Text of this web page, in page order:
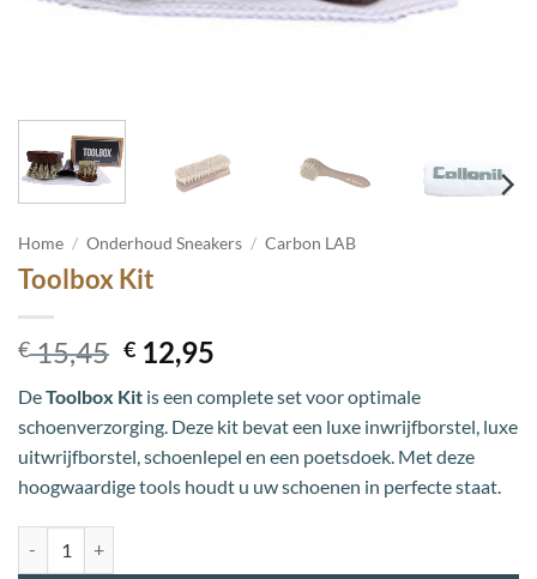
Home / Onderhoud Sneakers / Carbon LAB
Toolbox Kit
€15,45 Oorspronkelijke
prijs
was:
€ 15,45.
€ 12,95
is:
€ 12,95.
DeToolbox Kit is een complete set voor optimale
schoenverzorging. Deze kit bevat een luxe inwrijfborstel, luxe
uitwrijfborstel, schoenlepel en een poetsdoek. Met deze
hoogwaardige tools houdt u uw schoenen in perfecte staat.